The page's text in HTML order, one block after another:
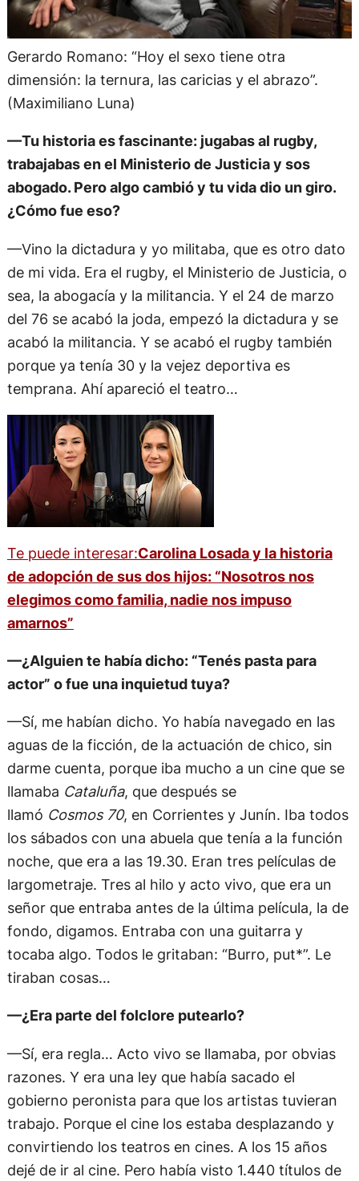
Gerardo Romano: “Hoy el sexo tiene otra
dimensión: la ternura, las caricias y el abrazo”.
(Maximiliano Luna)
—Tu historia es fascinante: jugabas al rugby,
trabajabas en el Ministerio de Justicia y sos
abogado. Pero algo cambió y tu vida dio un giro.
¿Cómo fue eso?
—Vino la dictadura y yo militaba, que es otro dato
de mi vida. Era el rugby, el Ministerio de Justicia, o
sea, la abogacía y la militancia. Y el 24 de marzo
del 76 se acabó la joda, empezó la dictadura y se
acabó la militancia. Y se acabó el rugby también
porque ya tenía 30 y la vejez deportiva es
temprana. Ahí apareció el teatro…
Te puede interesar:Carolina Losada y la historia
de adopción de sus dos hijos: “Nosotros nos
elegimos como familia, nadie nos impuso
amarnos”
—¿Alguien te había dicho: “Tenés pasta para
actor” o fue una inquietud tuya?
—Sí, me habían dicho. Yo había navegado en las
aguas de la ficción, de la actuación de chico, sin
darme cuenta, porque iba mucho a un cine que se
llamaba Cataluña, que después se
llamó Cosmos 70, en Corrientes y Junín. Iba todos
los sábados con una abuela que tenía a la función
noche, que era a las 19.30. Eran tres películas de
largometraje. Tres al hilo y acto vivo, que era un
señor que entraba antes de la última película, la de
fondo, digamos. Entraba con una guitarra y
tocaba algo. Todos le gritaban: “Burro, put*”. Le
tiraban cosas…
—¿Era parte del folclore putearlo?
—Sí, era regla… Acto vivo se llamaba, por obvias
razones. Y era una ley que había sacado el
gobierno peronista para que los artistas tuvieran
trabajo. Porque el cine los estaba desplazando y
convirtiendo los teatros en cines. A los 15 años
dejé de ir al cine. Pero había visto 1.440 títulos de